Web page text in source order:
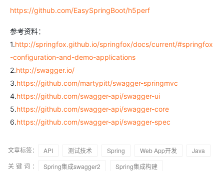
https://github.com/EasySpringBoot/h5perf
参考资料：
1.http://springfox.github.io/springfox/docs/current/#springfox
-configuration-and-demo-applications
2.http://swagger.io/
3.https://github.com/martypitt/swagger-springmvc
4.https://github.com/swagger-api/swagger-ui
5.https://github.com/swagger-api/swagger-core
6.https://github.com/swagger-api/swagger-spec
文章标签： API 测试技术 Spring Web App开发
Java
关键词：
Spring集成swagger2
Spring集成构建